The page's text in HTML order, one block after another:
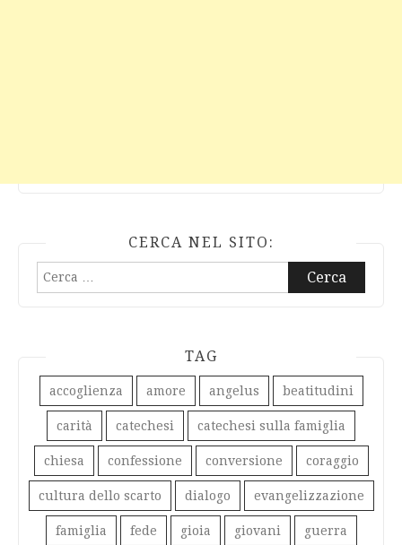
CERCA NEL SITO:
Ricerca
TAG
accoglienza amore angelus beatitudini
carità catechesi catechesi sulla famiglia
chiesa confessione conversione coraggio
cultura dello scarto dialogo evangelizzazione
famiglia fede gioia giovani guerra